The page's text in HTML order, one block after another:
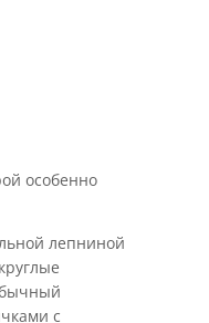
особенно
лепниной
с